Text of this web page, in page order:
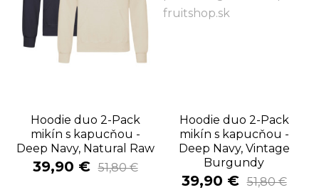
Hoodie duo 2-Pack
mikín s kapucňou -
Deep Navy, Natural Raw
39,90 € 51,80 €
Hoodie duo 2-Pack
mikín s kapucňou -
Deep Navy, Vintage
Burgundy
39,90 € 51,80 €